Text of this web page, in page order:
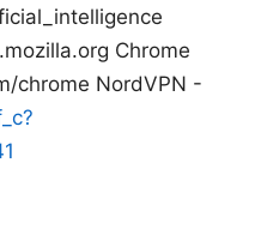
Chrome
chrome NordVPN -